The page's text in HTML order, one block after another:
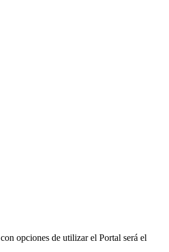
opciones de utilizar el Portal será el